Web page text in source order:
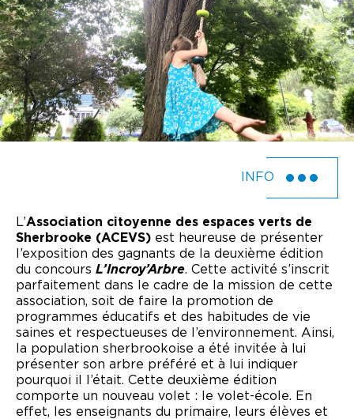
INFO
L’Association citoyenne des espaces verts de
Sherbrooke (ACEVS) est heureuse de présenter
l’exposition des gagnants de la deuxième édition
du concours L’Incroy’Arbre. Cette activité s’inscrit
parfaitement dans le cadre de la mission de cette
association, soit de faire la promotion de
programmes éducatifs et des habitudes de vie
saines et respectueuses de l’environnement. Ainsi,
la population sherbrookoise a été invitée à lui
présenter son arbre préféré et à lui indiquer
pourquoi il l’était. Cette deuxième édition
comporte un nouveau volet : le volet-école. En
effet, les enseignants du primaire, leurs élèves et